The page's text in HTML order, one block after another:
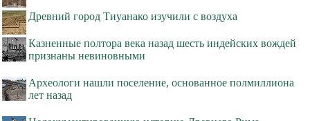
Древний город Тиуанако изучили с воздуха
Казненные полтора века назад шесть индейских вождей
признаны невиновными
Археологи нашли поселение, основанное полмиллиона
лет назад